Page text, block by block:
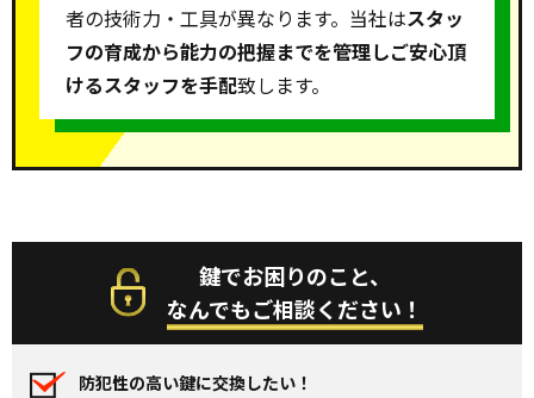
者の技術力・工具が異なります。当社はスタッ
フの育成から能力の把握までを管理しご安心頂
けるスタッフを手配致します。
鍵でお困りのこと、
なんでもご相談ください！
防犯性の高い鍵に交換したい！